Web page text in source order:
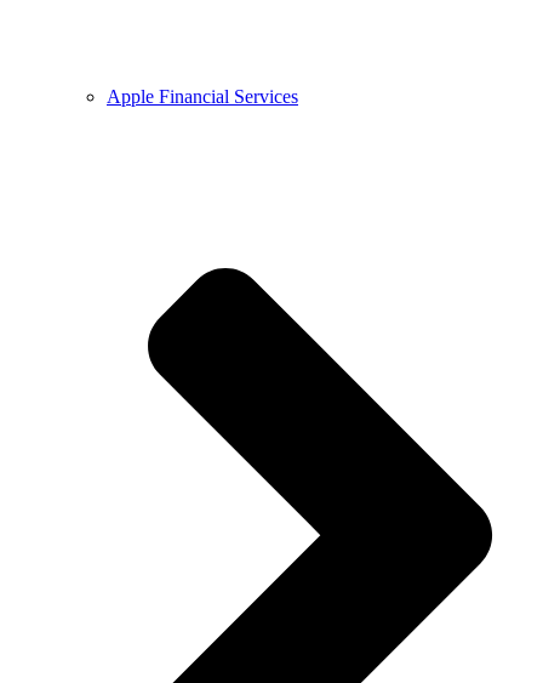
Apple Financial Services